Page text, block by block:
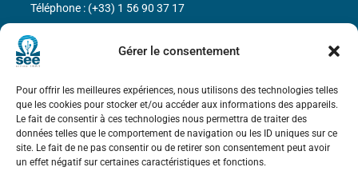
Gérer le consentement
Pour offrir les meilleures expériences, nous utilisons des technologies telles
que les cookies pour stocker et/ou accéder aux informations des appareils.
Le fait de consentir à ces technologies nous permettra de traiter des
données telles que le comportement de navigation ou les ID uniques sur ce
site. Le fait de ne pas consentir ou de retirer son consentement peut avoir
un effet négatif sur certaines caractéristiques et fonctions.
Bicentenaire des découvertes d’André-
Marie Ampère
Mentions légales
Téléphone : (+33) 1 56 90 37 17
N° de SIREN : 785 393 232, Code APE : 9412Z TVA intra-
communautaire : FR44 785 393 232